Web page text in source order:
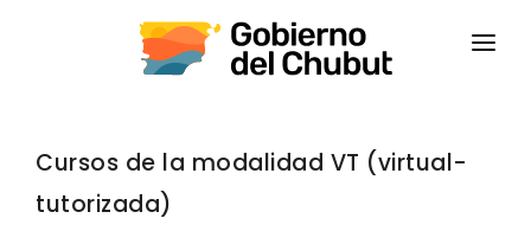
INSTITUCIONAL
CAPACITACIONES
Cursos de la modalidad VT (virtual-
tutorizada)